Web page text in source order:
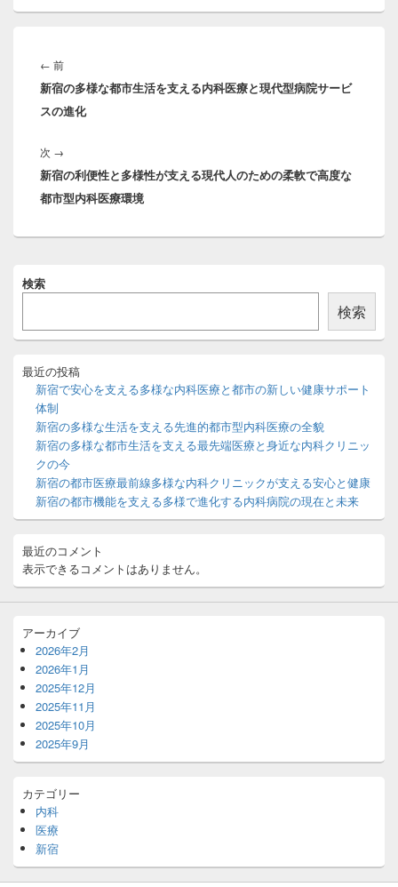
稿
ナ
ビ
ゲ
シ
ョ
ン
← 前前
の
投
新宿の多様な都市生活を支える内科医療と現代型病院サービ
スの進化
次 →
の
投
新宿の利便性と多様性が支える現代人のための柔軟で高度な
都市型内科医療環境
イ
イ
バ
検索
検索
最近の投稿
新宿で安心を支える多様な内科医療と都市の新しい健康サポート
体制
新宿の多様な生活を支える先進的都市型内科医療の全貌
新宿の多様な都市生活を支える最先端医療と身近な内科クリニッ
クの今
新宿の都市医療最前線多様な内科クリニックが支える安心と健康
新宿の都市機能を支える多様で進化する内科病院の現在と未来
最近のコメント
表示できるコメントはありません。
アーカイブ
2026年2月
2026年1月
2025年12月
2025年11月
2025年10月
2025年9月
カテゴリー
内科
医療
新宿